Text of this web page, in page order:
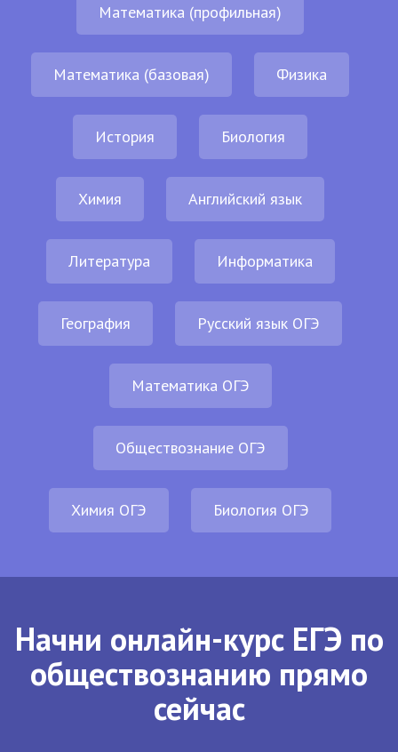
Математика (профильная)
Математика (базовая) Физика
История Биология
Химия Английский язык
Литература Информатика
География Русский язык ОГЭ
Математика ОГЭ
Обществознание ОГЭ
Химия ОГЭ Биология ОГЭ
Начни онлайн-курс ЕГЭ по
обществознанию прямо
сейчас